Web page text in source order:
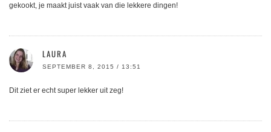
gekookt, je maakt juist vaak van die lekkere dingen!
LAURA
SEPTEMBER 8, 2015 / 13:51
Dit ziet er echt super lekker uit zeg!